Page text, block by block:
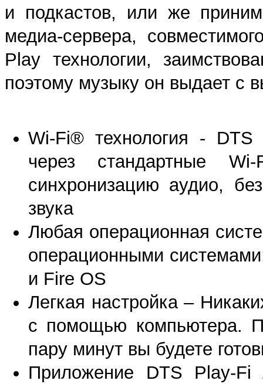
и подкастов, или же
медиа-сервера,
Play технологии,
поэтому музыку он выдает с
Wi-Fi® технология - DTS
через стандартные
синхронизацию аудио,
звука
Любая операционная
операционными
и Fire OS
Легкая настройка –
с помощью компьютера.
пару минут вы будете
Приложение DTS Play-Fi